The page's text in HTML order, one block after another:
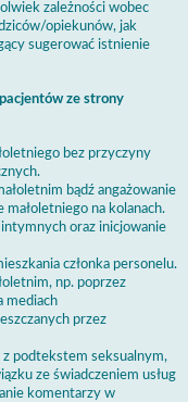
zależności wobec
opiekunów, jak
sugerować istnienie
ze strony
bez przyczyny
bądź angażowanie
małoletniego na kolanach.
oraz inicjowanie
członka personelu.
np. poprzez
mediach
przez
podtekstem seksualnym,
ze świadczeniem usług
komentarzy w